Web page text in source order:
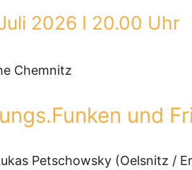
2026 I 20.00 Uhr
Chemnitz
und
Petschowsky (Oelsnitz /